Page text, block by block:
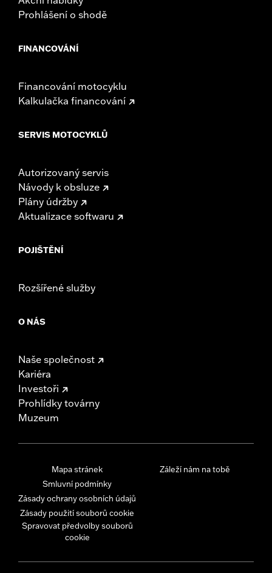
Prohlášení o shodě
FINANCOVÁNÍ
Financování motocyklu
Kalkulačka financování
SERVIS MOTOCYKLŮ
Autorizovaný servis
Návody k obsluze
Plány údržby
Aktualizace softwaru
POJIŠTĚNÍ
Rozšířené služby
O NÁS
Naše společnost
Kariéra
Investoři
Prohlídky továrny
Muzeum
Mapa stránek
Smluvní podmínky
Zásady ochrany osobních údajů
Zásady použití souborů cookie
Spravovat předvolby souborů
cookie
Záleží nám na tobě